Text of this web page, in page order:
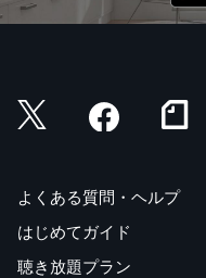
よくある質問・ヘルプ
はじめてガイド
聴き放題プラン